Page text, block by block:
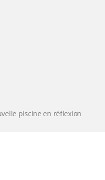
piscine en réflexion